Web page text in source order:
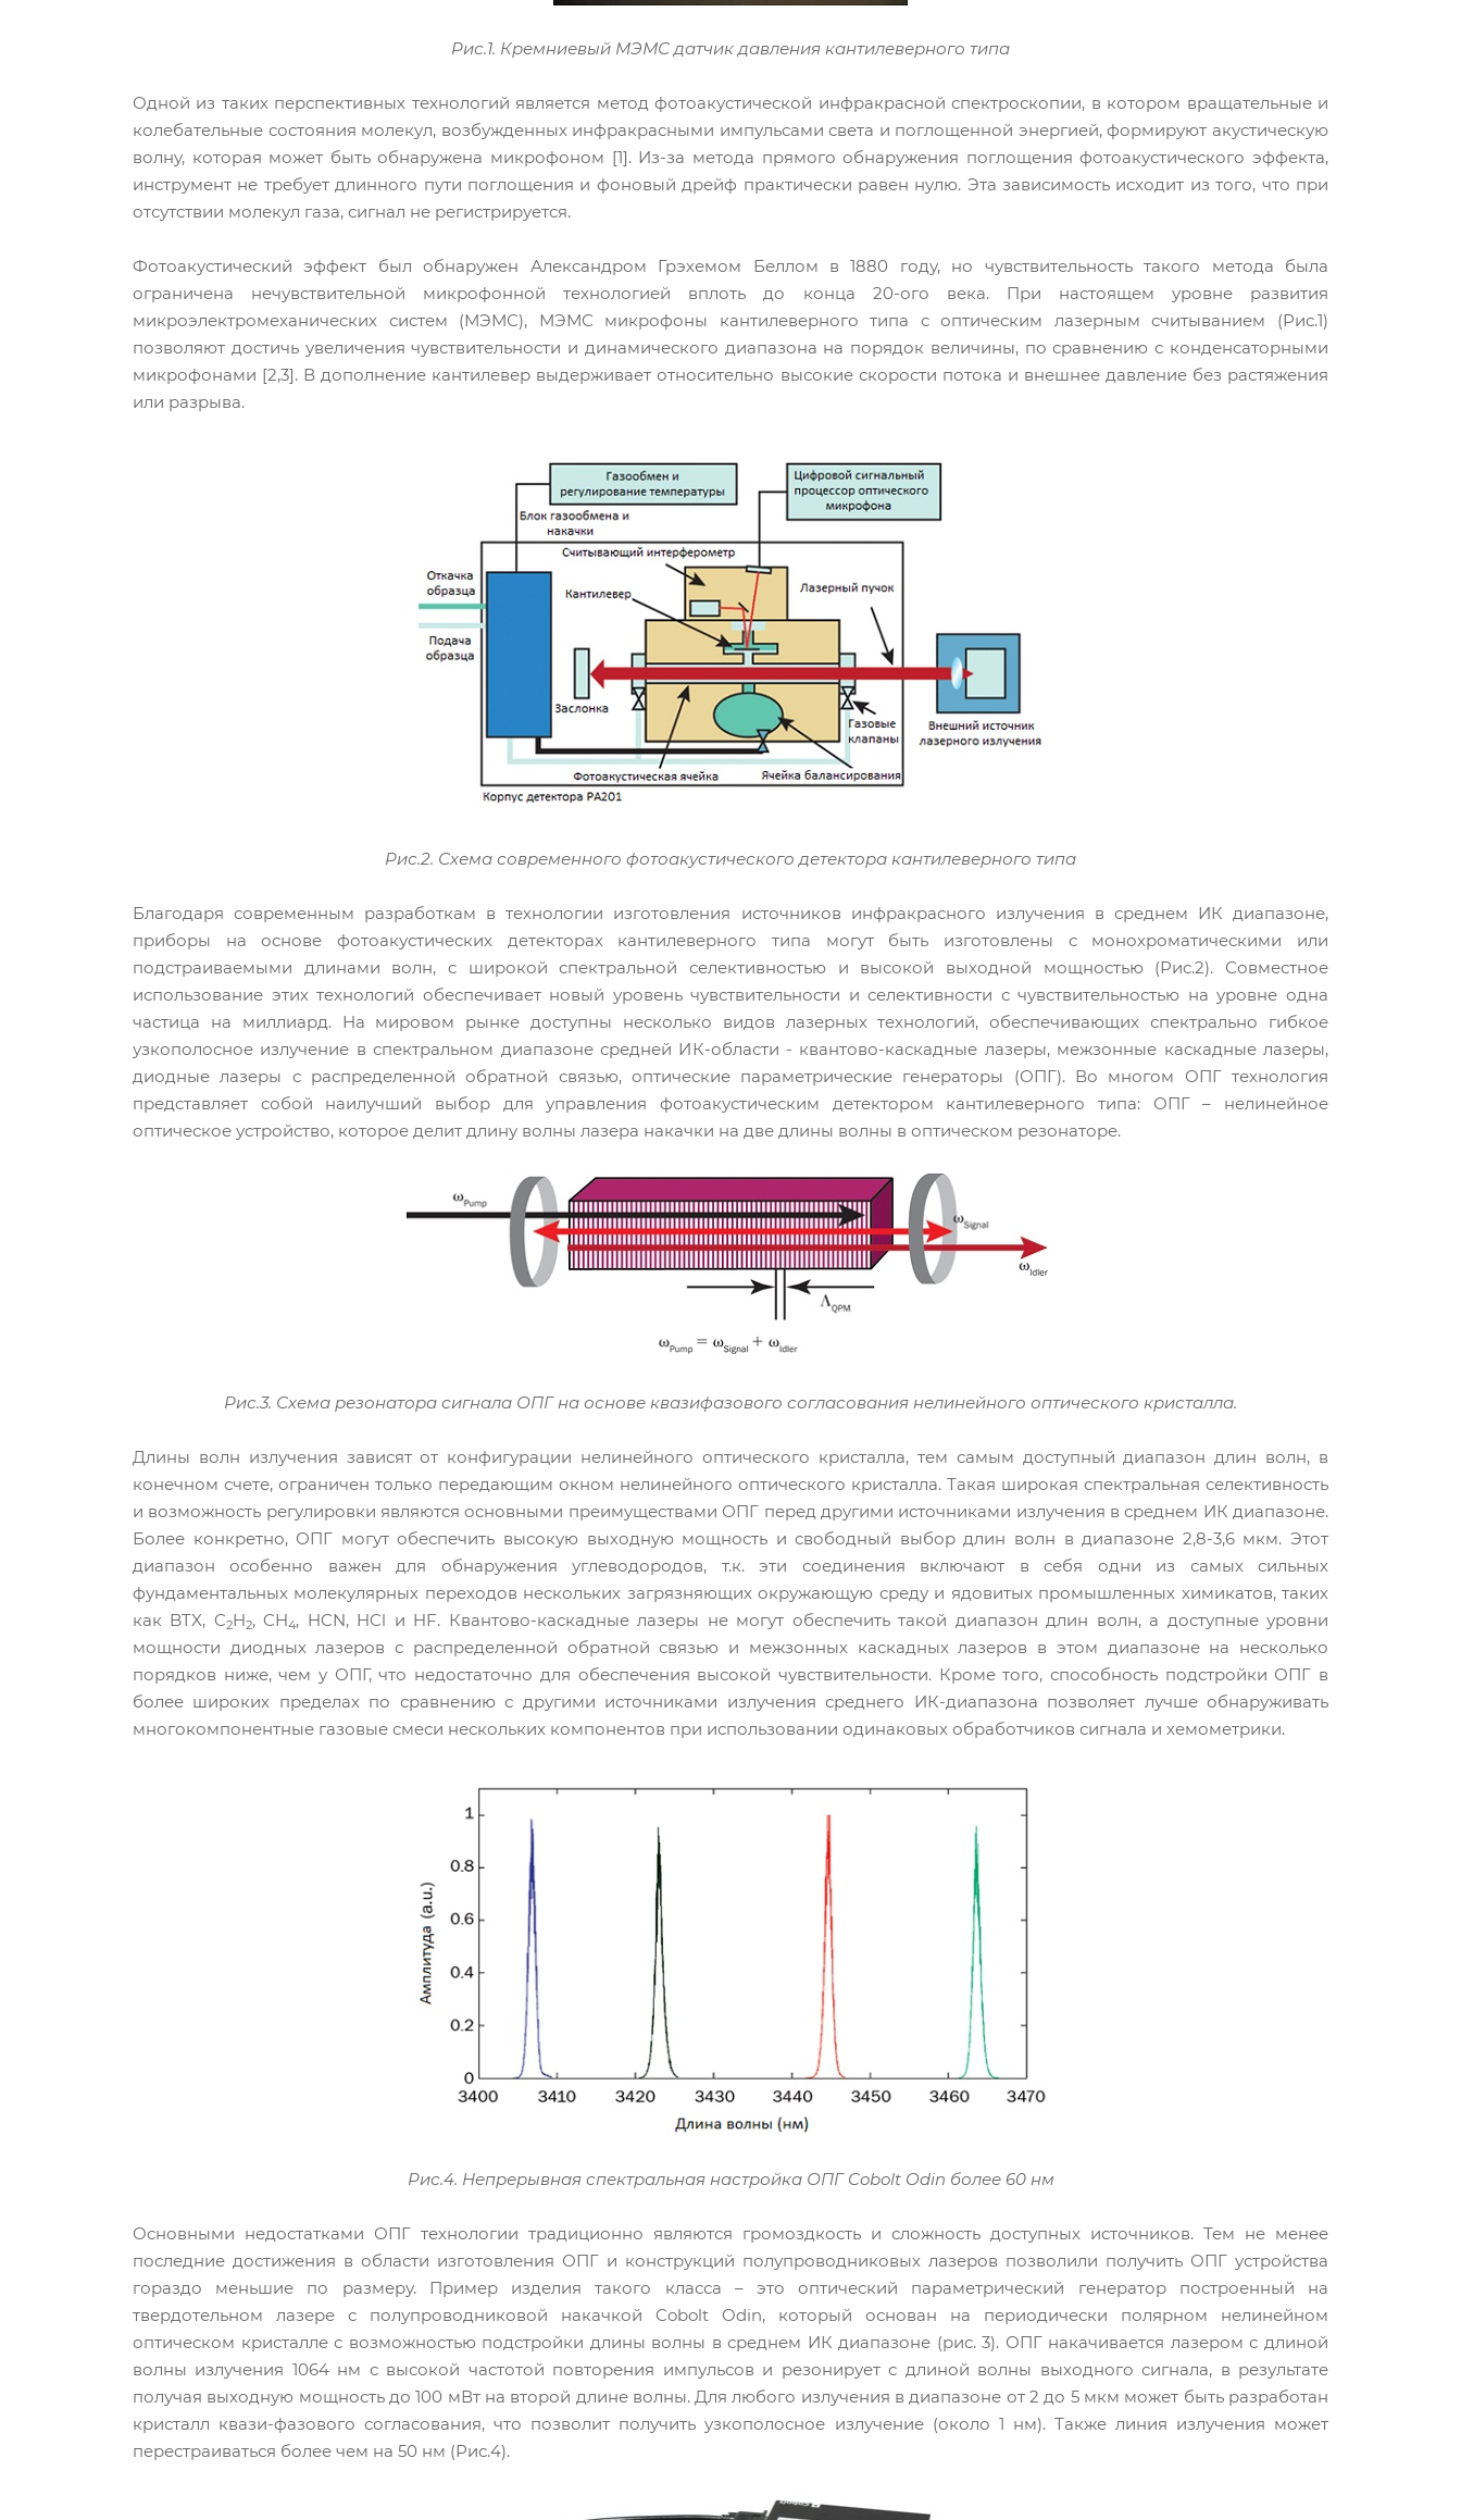
Рис.1. Кремниевый МЭМС датчик давления кантилеверного типа
Одной из таких перспективных технологий является метод фотоакустической инфракрасной спектроскопии, в котором вращательные и
колебательные состояния молекул, возбужденных инфракрасными импульсами света и поглощенной энергией, формируют акустическую
волну, которая может быть обнаружена микрофоном [1]. Из-за метода прямого обнаружения поглощения фотоакустического эффекта,
инструмент не требует длинного пути поглощения и фоновый дрейф практически равен нулю. Эта зависимость исходит из того, что при
отсутствии молекул газа, сигнал не регистрируется.
Фотоакустический эффект был обнаружен Александром Грэхемом Беллом в 1880 году, но чувствительность такого метода была
ограничена нечувствительной микрофонной технологией вплоть до конца 20-ого века. При настоящем уровне развития
микроэлектромеханических систем (МЭМС), МЭМС микрофоны кантилеверного типа с оптическим лазерным считыванием (Рис.1)
позволяют достичь увеличения чувствительности и динамического диапазона на порядок величины, по сравнению с конденсаторными
микрофонами [2,3]. В дополнение кантилевер выдерживает относительно высокие скорости потока и внешнее давление без растяжения
или разрыва.
Рис.2. Схема современного фотоакустического детектора кантилеверного типа
Благодаря современным разработкам в технологии изготовления источников инфракрасного излучения в среднем ИК диапазоне,
приборы на основе фотоакустических детекторах кантилеверного типа могут быть изготовлены с монохроматическими или
подстраиваемыми длинами волн, с широкой спектральной селективностью и высокой выходной мощностью (Рис.2). Совместное
использование этих технологий обеспечивает новый уровень чувствительности и селективности с чувствительностью на уровне одна
частица на миллиард. На мировом рынке доступны несколько видов лазерных технологий, обеспечивающих спектрально гибкое
узкополосное излучение в спектральном диапазоне средней ИК-области - квантово-каскадные лазеры, межзонные каскадные лазеры,
диодные лазеры с распределенной обратной связью, оптические параметрические генераторы (ОПГ). Во многом ОПГ технология
представляет собой наилучший выбор для управления фотоакустическим детектором кантилеверного типа: ОПГ – нелинейное
оптическое устройство, которое делит длину волны лазера накачки на две длины волны в оптическом резонаторе.
Рис.3. Схема резонатора сигнала ОПГ на основе квазифазового согласования нелинейного оптического кристалла.
Длины волн излучения зависят от конфигурации нелинейного оптического кристалла, тем самым доступный диапазон длин волн, в
конечном счете, ограничен только передающим окном нелинейного оптического кристалла. Такая широкая спектральная селективность
и возможность регулировки являются основными преимуществами ОПГ перед другими источниками излучения в среднем ИК диапазоне.
Более конкретно, ОПГ могут обеспечить высокую выходную мощность и свободный выбор длин волн в диапазоне 2,8-3,6 мкм. Этот
диапазон особенно важен для обнаружения углеводородов, т.к. эти соединения включают в себя одни из самых сильных
фундаментальных молекулярных переходов нескольких загрязняющих окружающую среду и ядовитых промышленных химикатов, таких
как BTX, C2H2, CH4, HCN, HCl и HF. Квантово-каскадные лазеры не могут обеспечить такой диапазон длин волн, а доступные уровни
мощности диодных лазеров с распределенной обратной связью и межзонных каскадных лазеров в этом диапазоне на несколько
порядков ниже, чем у ОПГ, что недостаточно для обеспечения высокой чувствительности. Кроме того, способность подстройки ОПГ в
более широких пределах по сравнению с другими источниками излучения среднего ИК-диапазона позволяет лучше обнаруживать
многокомпонентные газовые смеси нескольких компонентов при использовании одинаковых обработчиков сигнала и хемометрики.
Рис.4. Непрерывная спектральная настройка ОПГ Cobolt Odin более 60 нм
Основными недостатками ОПГ технологии традиционно являются громоздкость и сложность доступных источников. Тем не менее
последние достижения в области изготовления ОПГ и конструкций полупроводниковых лазеров позволили получить ОПГ устройства
гораздо меньшие по размеру. Пример изделия такого класса – это оптический параметрический генератор построенный на
твердотельном лазере с полупроводниковой накачкой Cobolt Odin, который основан на периодически полярном нелинейном
оптическом кристалле с возможностью подстройки длины волны в среднем ИК диапазоне (рис. 3). ОПГ накачивается лазером с длиной
волны излучения 1064 нм с высокой частотой повторения импульсов и резонирует с длиной волны выходного сигнала, в результате
получая выходную мощность до 100 мВт на второй длине волны. Для любого излучения в диапазоне от 2 до 5 мкм может быть разработан
кристалл квази-фазового согласования, что позволит получить узкополосное излучение (около 1 нм). Также линия излучения может
перестраиваться более чем на 50 нм (Рис.4).